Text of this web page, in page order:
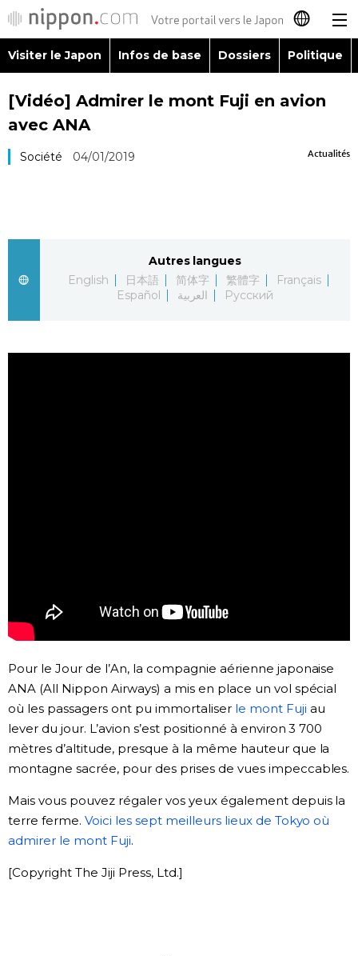
日本語
English
Русский
Visiter le Japon
Dossiers
Politique
Données
Personnages
Chroniques
Vidéos
Tokyo
official SNS
Visiter le Japon Infos de base Dossiers Politique
[Vidéo] Admirer le mont Fuji en avion
avec ANA
Actualités
Société 04/01/2019
Autres langues
English
日本語 简体字 繁體字
Français
Español
العربية Русский
Pour le Jour de l’An, la compagnie aérienne japonaise
ANA (All Nippon Airways) a mis en place un vol spécial
où les passagers ont pu immortaliser le mont Fuji au
lever du jour. L’avion s’est positionné à environ 3 700
mètres d’altitude, presque à la même hauteur que la
montagne sacrée, pour des prises de vues impeccables.
Mais vous pouvez régaler vos yeux également depuis la
terre ferme. Voici les sept meilleurs lieux de Tokyo où
admirer le mont Fuji.
[Copyright The Jiji Press, Ltd.]